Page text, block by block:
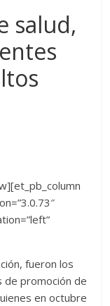
salud,
fueron los
promoción de
en octubre